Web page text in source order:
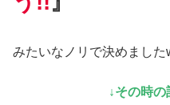
みたいなノリで決めました
↓その時の